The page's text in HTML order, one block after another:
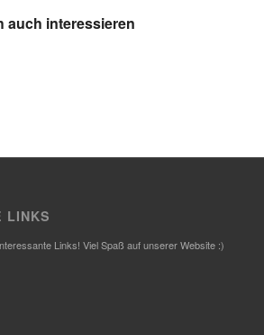
auch interessieren
LINKS
Links! Viel Spaß auf unserer Website :)